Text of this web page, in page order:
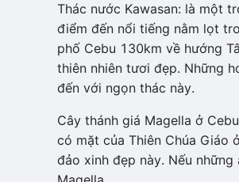
Thác nước Kawasan: là một
điểm đến nổi tiếng nằm lọt
phố Cebu 130km về hướng
thiên nhiên tươi đẹp. Những
đến với ngọn thác này.
Cây thánh giá Magella ở
có mặt của Thiên Chúa Giáo
đảo xinh đẹp này. Nếu